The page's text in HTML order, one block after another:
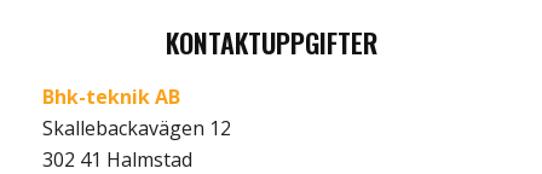
KONTAKTUPPGIFTER
Bhk-teknik AB
Skallebackavägen 12
302 41 Halmstad